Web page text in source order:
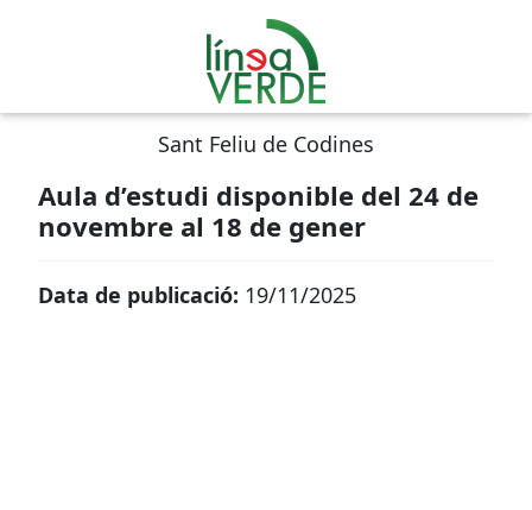
Sant Feliu de Codines
Aula d’estudi disponible del 24 de
novembre al 18 de gener
Data de publicació: 19/11/2025